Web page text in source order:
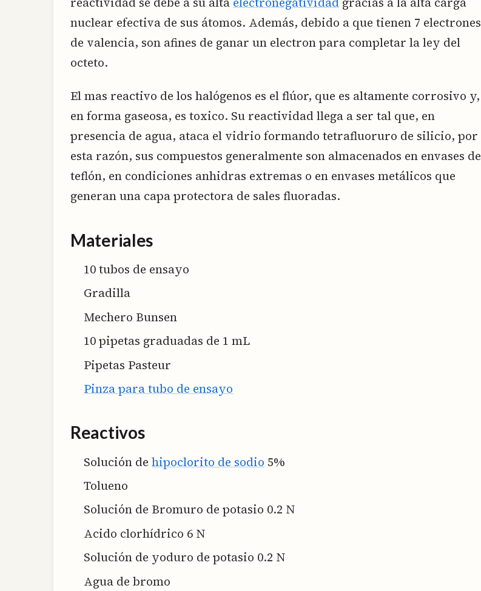
nuclear efectiva de sus átomos. Además, debido a que tienen 7 electrones
de valencia, son afines de ganar un electron para completar la ley del
octeto.
El mas reactivo de los halógenos es el flúor, que es altamente corrosivo y,
en forma gaseosa, es toxico. Su reactividad llega a ser tal que, en
presencia de agua, ataca el vidrio formando tetrafluoruro de silicio, por
esta razón, sus compuestos generalmente son almacenados en envases de
teflón, en condiciones anhidras extremas o en envases metálicos que
generan una capa protectora de sales fluoradas.
Materiales
10 tubos de ensayo
Gradilla
Mechero Bunsen
10 pipetas graduadas de 1 mL
Pipetas Pasteur
Pinza para tubo de ensayo
Reactivos
Solución dehipoclorito de sodio 5%
Tolueno
Solución de Bromuro de potasio 0.2 N
Acido clorhídrico 6 N
Solución de yoduro de potasio 0.2 N
Agua de bromo